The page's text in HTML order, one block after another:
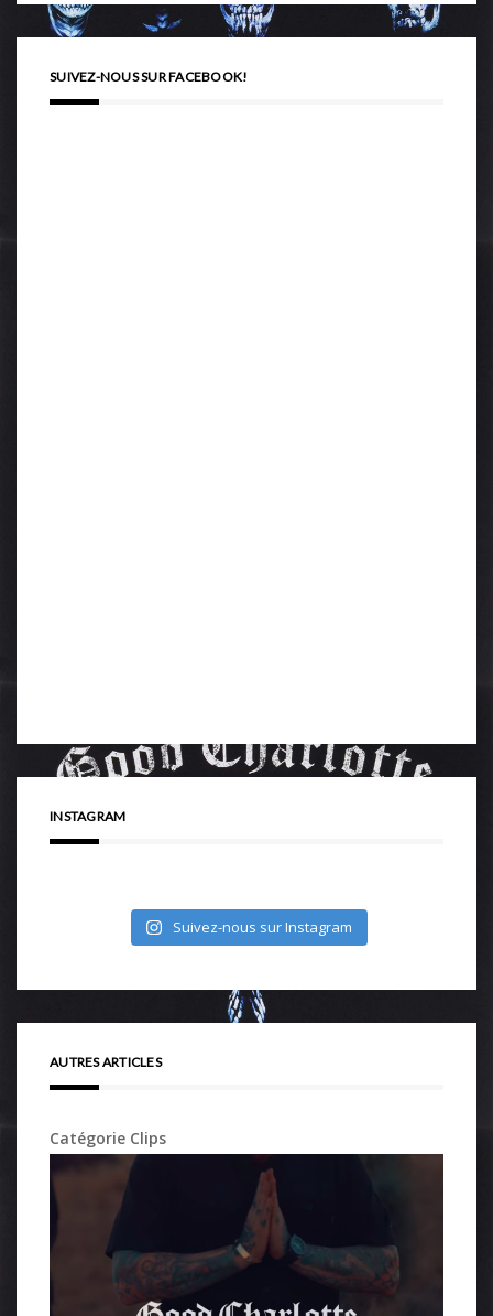
SUIVEZ-NOUS SUR FACEBOOK!
INSTAGRAM
Suivez-nous sur Instagram
AUTRES ARTICLES
Catégorie Clips